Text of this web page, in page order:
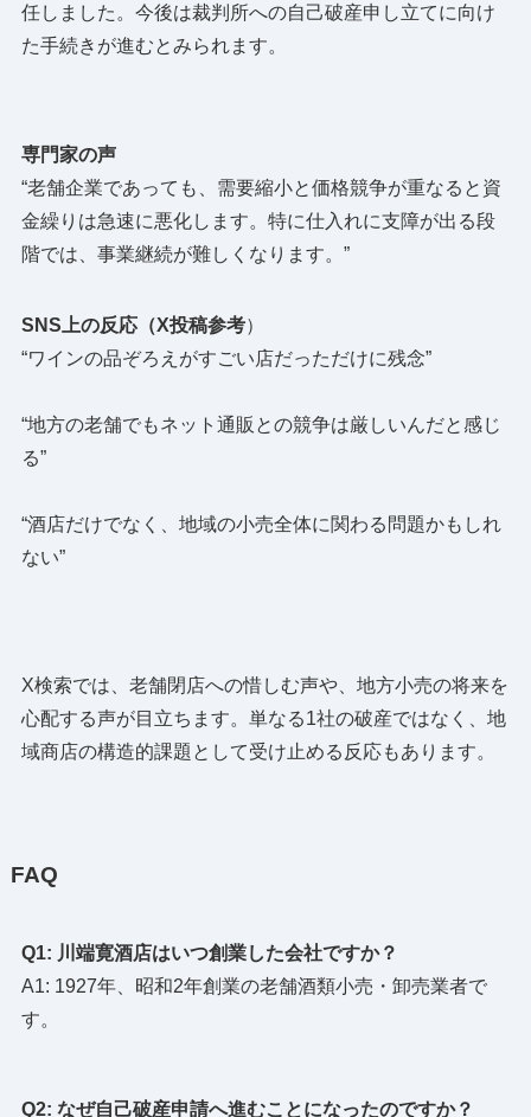
任しました。今後は裁判所への自己破産申し立てに向け
た手続きが進むとみられます。
専門家の声
“老舗企業であっても、需要縮小と価格競争が重なると資
金繰りは急速に悪化します。特に仕入れに支障が出る段
階では、事業継続が難しくなります。”
SNS上の反応（X投稿参考）
“ワインの品ぞろえがすごい店だっただけに残念”
“地方の老舗でもネット通販との競争は厳しいんだと感じ
る”
“酒店だけでなく、地域の小売全体に関わる問題かもしれ
ない”
X検索では、老舗閉店への惜しむ声や、地方小売の将来を
心配する声が目立ちます。単なる1社の破産ではなく、地
域商店の構造的課題として受け止める反応もあります。
FAQ
Q1: 川端寛酒店はいつ創業した会社ですか？
A1: 1927年、昭和2年創業の老舗酒類小売・卸売業者で
す。
Q2: なぜ自己破産申請へ進むことになったのですか？